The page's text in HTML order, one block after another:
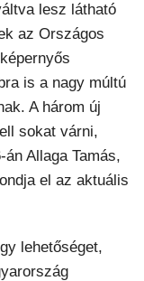
lesz látható
az Országos
is a nagy múltú
A három új
sokat várni,
Allaga Tamás,
el az aktuális
lehetőséget,